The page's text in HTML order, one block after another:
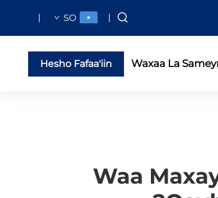
SO
Waxaa La
Hesho Fafaa'iin
Waa